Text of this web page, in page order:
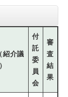
紹介議
付
託
委
員
会
審
査
結
果